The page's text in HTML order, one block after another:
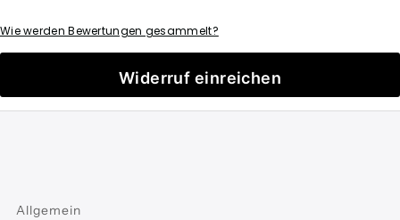
Wie werden Bewertungen gesammelt?
Widerruf einreichen
Allgemein